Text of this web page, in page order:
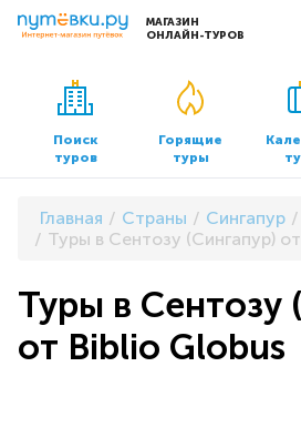
МАГАЗИН
ОНЛАЙН-ТУРОВ
Сервисы
Бронирование отелей
Трансфер
О
О нас
Поиск
туров
Горящие
туры
Главная Страны Сингапур
Туры в Сентозу (Сингапур)
Туры в Сентозу
от Biblio Globus